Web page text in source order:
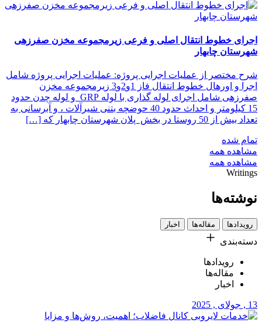
اجرای خطوط انتقال اصلی و فرعی زیرمجموعه مخزن صفرزهی
شهرستان چابهار
شرح مختصر از عملیات اجرایی پروژه: عملیات اجرایی پروژه شامل
اجرا و اورهال خطوط انتقال فاز 1و2و3 زیرمجموعه مخزن
صفرزهی شامل اجرای لوله گذاری با لوله GRP و لوله چدن حدود
15 کیلومتر و احداث حدود 40 حوضچه بتنی شیرآلات ، و آبرسانی به
تعداد بیش از 50 روستا در بخش پلان شهرستان چابهار که […]
تمام شده
مشاهده همه
مشاهده همه
Writings
نوشته‌ها
رویداد‌ها مقاله‌ها اخبار
دسته‌بندی‌
رویداد‌ها
مقاله‌ها
اخبار
13 , جولای , 2025